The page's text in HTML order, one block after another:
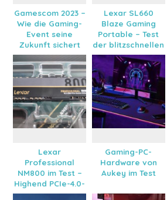
Gamescom 2023 –
Wie die Gaming-
Event seine
Zukunft sichert
Lexar SL660
Blaze Gaming
Portable – Test
der blitzschnellen
USB-3.2-SSD
Lexar
Professional
NM800 im Test –
Highend PCIe-4.0-
SSD für PC & PS5
Gaming-PC-
Hardware von
Aukey im Test